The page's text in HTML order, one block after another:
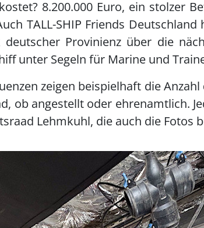
8.200.000 Euro, ein stolzer
TALL-SHIP Friends
Provinienz über die
unter Segeln für Marine und
zeigen beispielhaft die
ob angestellt oder ehrenamtlich.
Lehmkuhl, die auch die Fotos